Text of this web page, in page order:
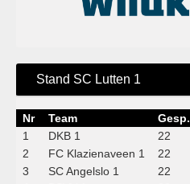
Stand SC Lutten 1
Nr Team Gesp.
1
DKB 1 22
2
FC Klazienaveen 1 22
3
SC Angelslo 1 22